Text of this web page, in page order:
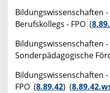
Bildungswissenschaften -
Berufskollegs - FPO (
Bildungswissenschaften -
Sonderpädagogische
Bildungswissenschaften
FPO (8.89.42) (